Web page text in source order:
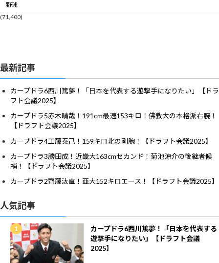
野球
(71,400)
最新記事
カープドラ6西川篤夢！「日本を代表する遊撃手になりたい」【ドラ
フト会議2025】
カープドラ5赤木晴哉！191cm最速153キロ！佛教大の本格派右腕！
【ドラフト会議2025】
カープドラ4工藤泰己！159キロ北の剛腕！【ドラフト会議2025】
カープドラ3勝田成！近畿大163cmセカンド！菊池涼介の後継者候
補！【ドラフト会議2025】
カープドラ2齊藤汰直！亜大152キロエース！【ドラフト会議2025】
人気記事
カープドラ6西川篤夢！「日本を代表する
遊撃手になりたい」【ドラフト会議
2025】